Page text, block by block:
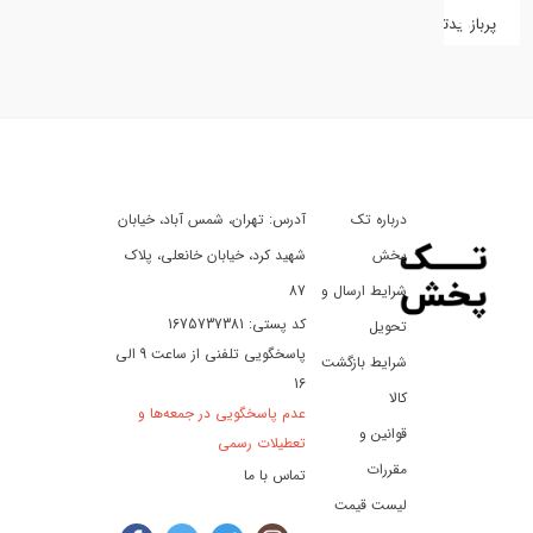
کفش
سفر
تفریح
پربازدیدترین
درباره تک
پخش
شرایط ارسال و
تحویل
شرایط بازگشت
کالا
قوانین و
مقررات
لیست قیمت
آدرس: تهران، شمس آباد، خیابان
شهید کرد، خیابان خانعلی، پلاک
87
کد پستی: 1675737381
پاسخگویی تلفنی از ساعت 9 الی
16
عدم پاسخگویی در جمعه‌ها و
تعطیلات رسمی
تماس با ما